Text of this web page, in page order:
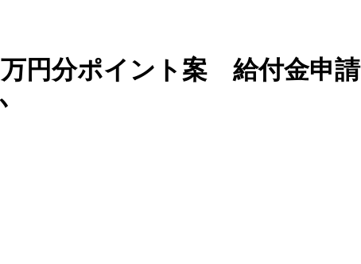
円分ポイント案 給付金申請